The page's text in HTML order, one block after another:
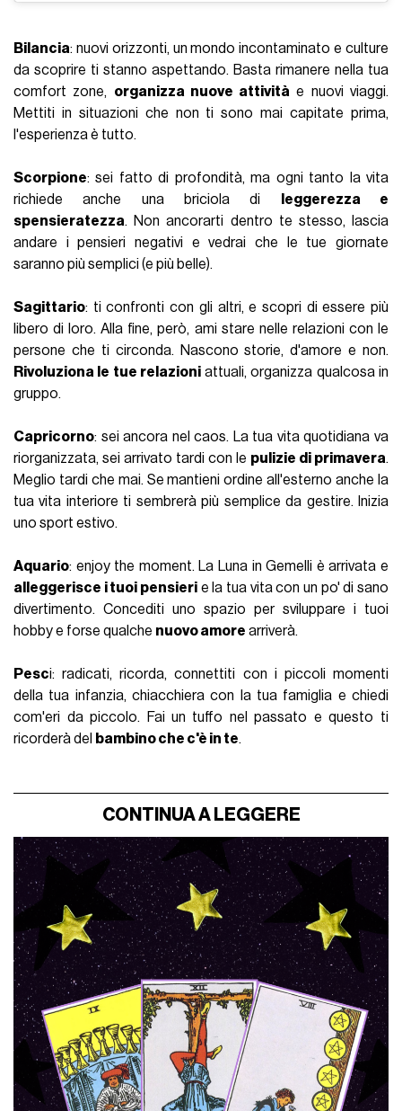
Bilancia: nuovi orizzonti, un mondo incontaminato e culture
da scoprire ti stanno aspettando. Basta rimanere nella tua
comfort zone, organizza nuove attività e nuovi viaggi.
Mettiti in situazioni che non ti sono mai capitate prima,
l'esperienza è tutto.
Scorpione: sei fatto di profondità, ma ogni tanto la vita
richiede anche una briciola di
leggerezza e
spensieratezza. Non ancorarti dentro te stesso, lascia
andare i pensieri negativi e vedrai che le tue giornate
saranno più semplici (e più belle).
Sagittario: ti confronti con gli altri, e scopri di essere più
libero di loro. Alla fine, però, ami stare nelle relazioni con le
persone che ti circonda. Nascono storie, d'amore e non.
Rivoluziona le tue relazioniattuali, organizza qualcosa in
gruppo.
Capricorno: sei ancora nel caos. La tua vita quotidiana va
riorganizzata, sei arrivato tardi con le pulizie di primavera.
Meglio tardi che mai. Se mantieni ordine all'esterno anche la
tua vita interiore ti sembrerà più semplice da gestire. Inizia
uno sport estivo.
Aquario: enjoy the moment. La Luna in Gemelli è arrivata e
alleggerisce i tuoi pensieri e la tua vita con un po' di sano
divertimento. Concediti uno spazio per sviluppare i tuoi
hobby e forse qualche nuovo amore arriverà.
Pesci: radicati, ricorda, connettiti con i piccoli momenti
della tua infanzia, chiacchiera con la tua famiglia e chiedi
com'eri da piccolo. Fai un tuffo nel passato e questo ti
ricorderà del
bambino che c'è in te.
CONTINUA A LEGGERE